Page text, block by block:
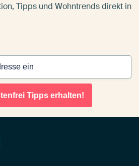
Tipps und Wohntrends direkt in
Tipps erhalten!